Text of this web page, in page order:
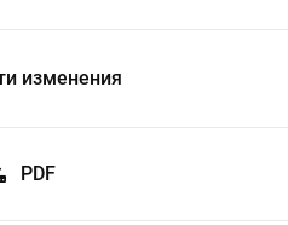
изменения
PDF